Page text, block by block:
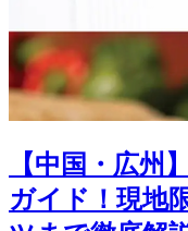
【中国・広州
ガイド！現地